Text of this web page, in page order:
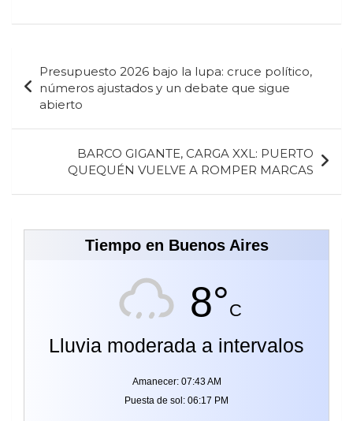
de
entradas
Presupuesto 2026 bajo la lupa: cruce político,
números ajustados y un debate que sigue
abierto
BARCO GIGANTE, CARGA XXL: PUERTO
QUEQUÉN VUELVE A ROMPER MARCAS
Tiempo en Buenos Aires
8°C
Lluvia moderada a intervalos
Amanecer: 07:43 AM
Puesta de sol: 06:17 PM